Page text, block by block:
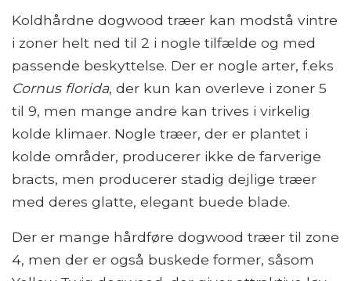
Koldhårdne dogwood træer kan modstå vintre
i zoner helt ned til 2 i nogle tilfælde og med
passende beskyttelse. Der er nogle arter, f.eks
Cornus florida, der kun kan overleve i zoner 5
til 9, men mange andre kan trives i virkelig
kolde klimaer. Nogle træer, der er plantet i
kolde områder, producerer ikke de farverige
bracts, men producerer stadig dejlige træer
med deres glatte, elegant buede blade.
Der er mange hårdføre dogwood træer til zone
4, men der er også buskede former, såsom